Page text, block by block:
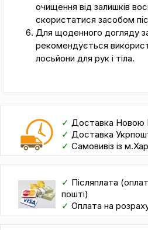
очищення від залишків
скористатися засобом
Для щоденного догляду за
рекомендується
лосьйони для рук і тіла.
✓ Доставка
✓ Доставка
✓ Самовивіз із
✓ Післяплата
пошті)
✓ Оплата на